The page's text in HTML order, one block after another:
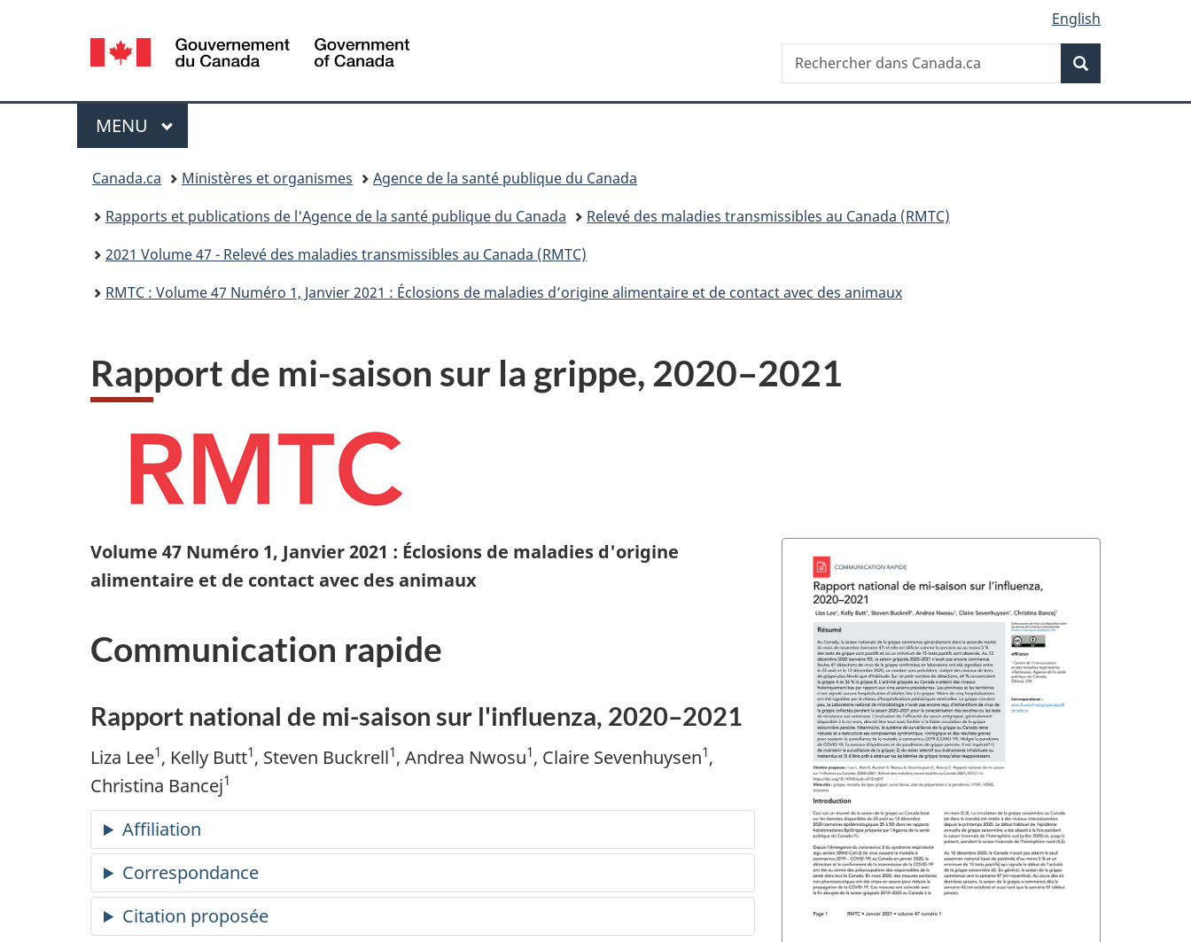
sujet
HTML
Sélection
de
la
langue
English
Canada
Recherche
Rechercher
dans
Menu
MENU PRINCIPAL
Canada.ca Ministères et organismes
Agence de la santé publique du Canada
Rapports et publications de l'Agence de la santé publique du Canada
Relevé des maladies transmissibles au Canada (RMTC)
2021 Volume 47 - Relevé des maladies transmissibles au Canada (RMTC)
RMTC : Volume 47 Numéro 1, Janvier 2021 : Éclosions de maladies d’origine alimentaire et de contact avec des animaux
Rapport de mi-saison sur la grippe, 2020–2021
Volume 47 Numéro 1, Janvier 2021 : Éclosions de maladies d'origine
alimentaire et de contact avec des animaux
Communication rapide
Rapport national de mi-saison sur l'influenza, 2020–2021
Liza Lee1, Kelly Butt1, Steven Buckrell1, Andrea Nwosu1, Claire Sevenhuysen1,
Christina Bancej1
Affiliation
Correspondance
Citation proposée